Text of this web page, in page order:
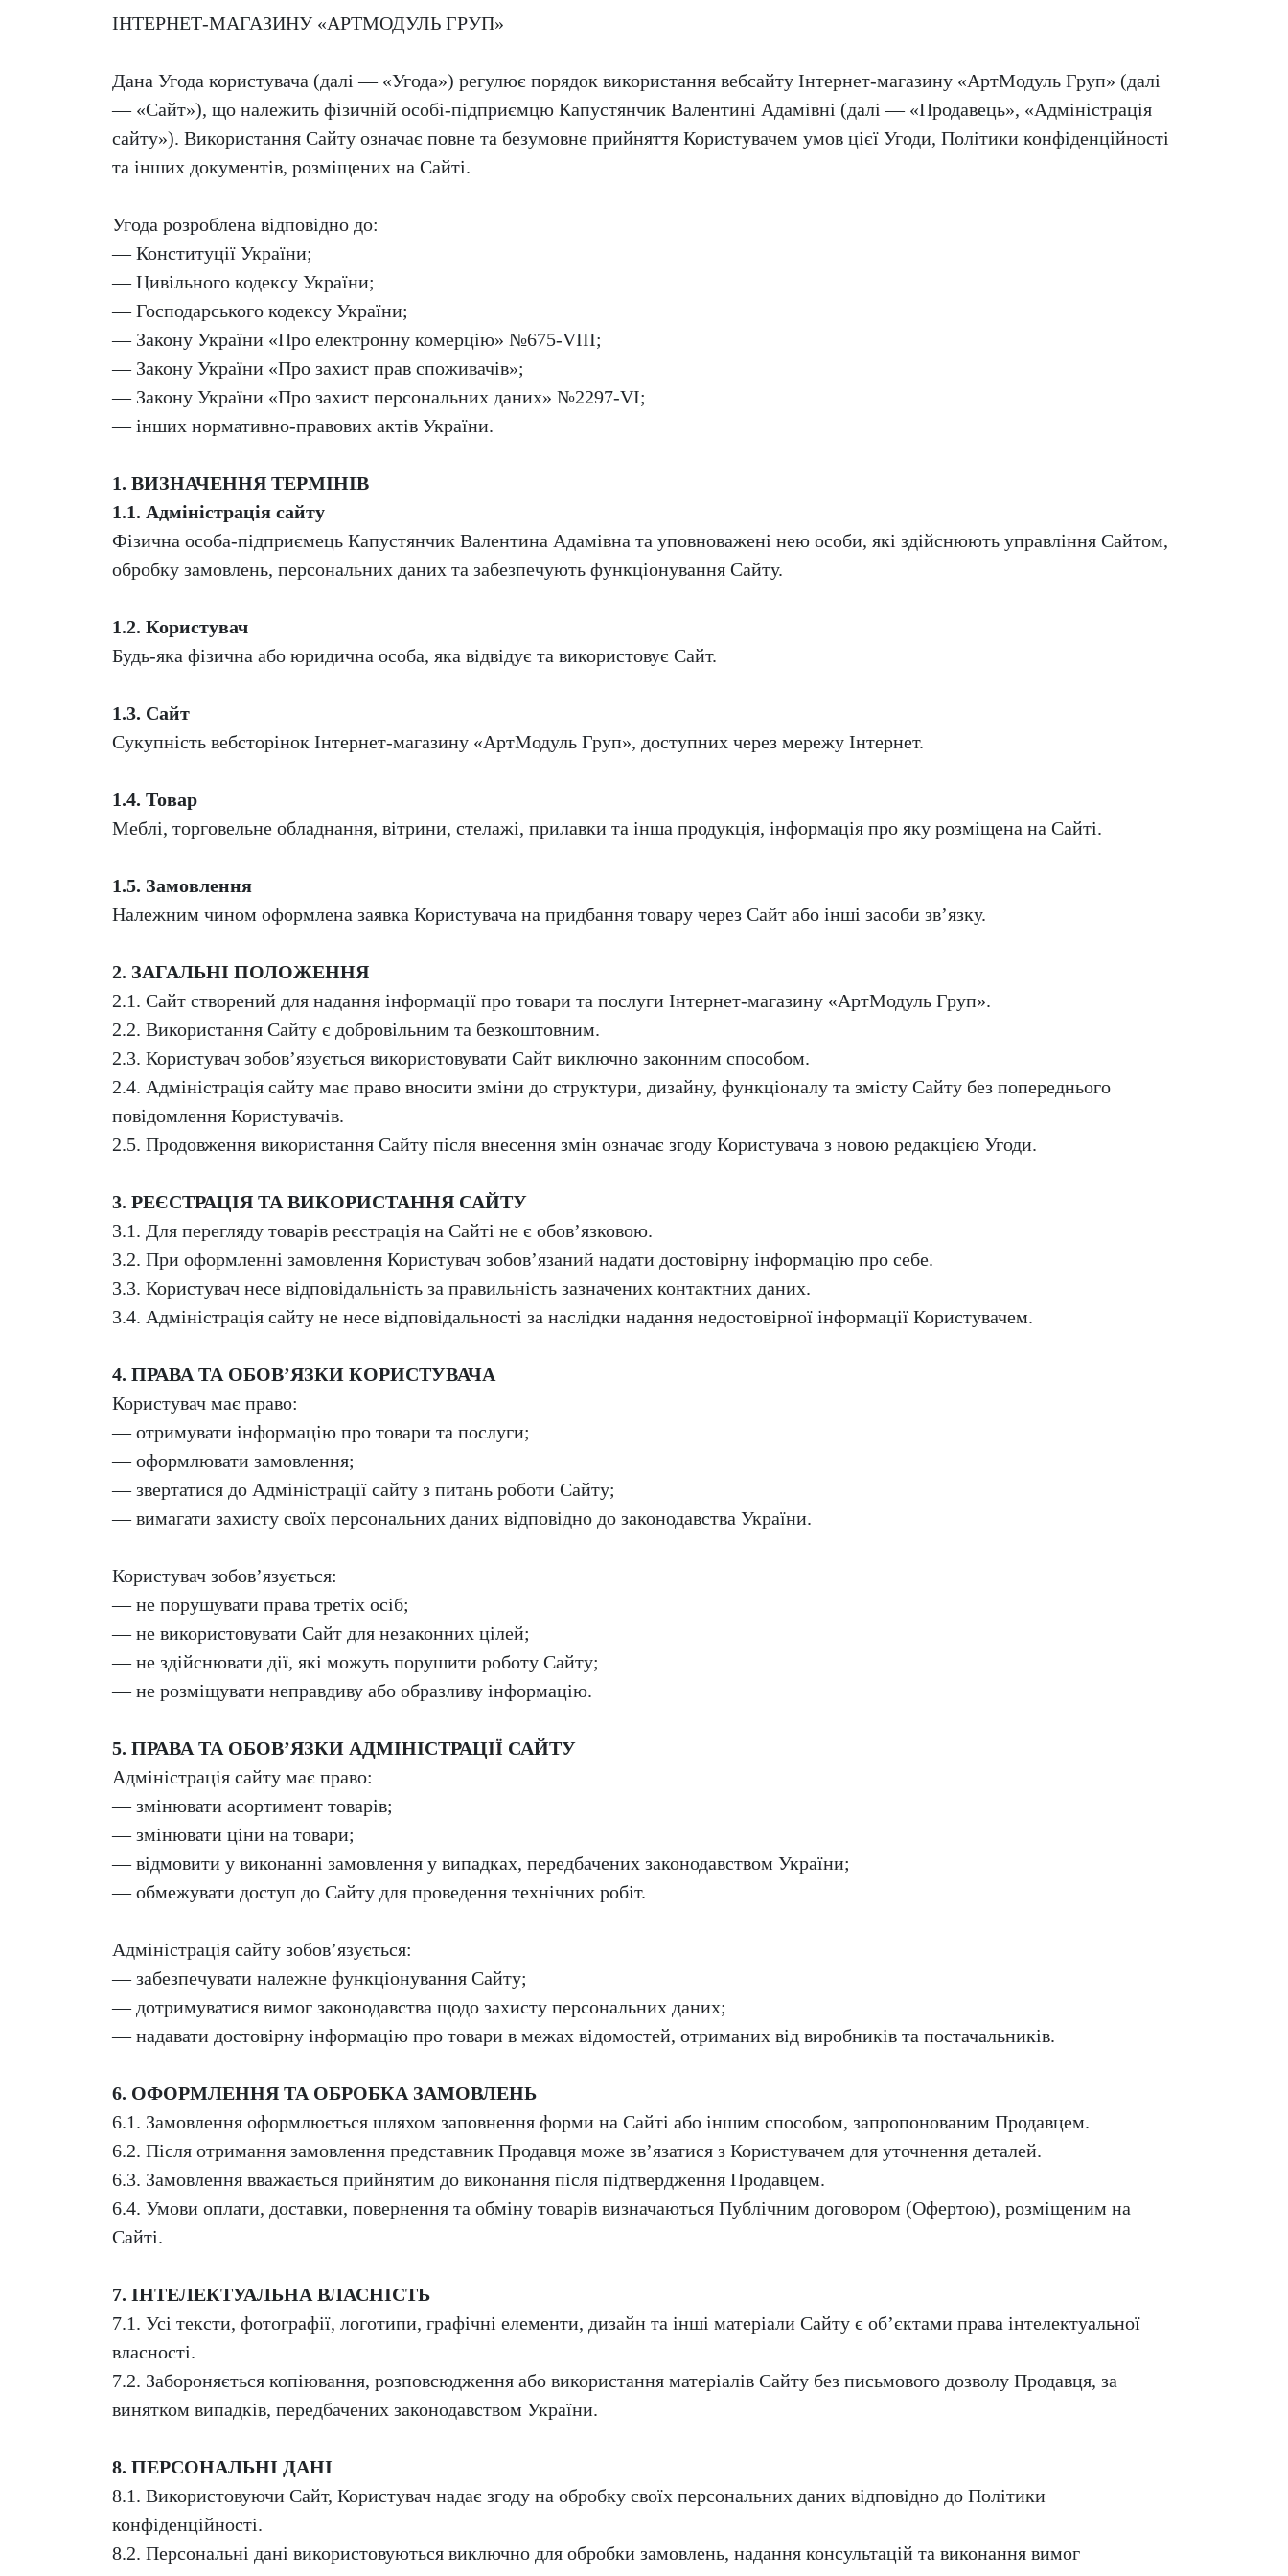
ІНТЕРНЕТ-МАГАЗИНУ «АРТМОДУЛЬ ГРУП»
Дана Угода користувача (далі — «Угода») регулює порядок використання вебсайту Інтернет-магазину «АртМодуль Груп» (далі
— «Сайт»), що належить фізичній особі-підприємцю Капустянчик Валентині Адамівні (далі — «Продавець», «Адміністрація
сайту»). Використання Сайту означає повне та безумовне прийняття Користувачем умов цієї Угоди, Політики конфіденційності
та інших документів, розміщених на Сайті.
Угода розроблена відповідно до:
— Конституції України;
— Цивільного кодексу України;
— Господарського кодексу України;
— Закону України «Про електронну комерцію» №675-VIII;
— Закону України «Про захист прав споживачів»;
— Закону України «Про захист персональних даних» №2297-VI;
— інших нормативно-правових актів України.
1. ВИЗНАЧЕННЯ ТЕРМІНІВ
1.1. Адміністрація сайту
Фізична особа-підприємець Капустянчик Валентина Адамівна та уповноважені нею особи, які здійснюють управління Сайтом,
обробку замовлень, персональних даних та забезпечують функціонування Сайту.
1.2. Користувач
Будь-яка фізична або юридична особа, яка відвідує та використовує Сайт.
1.3. Сайт
Сукупність вебсторінок Інтернет-магазину «АртМодуль Груп», доступних через мережу Інтернет.
1.4. Товар
Меблі, торговельне обладнання, вітрини, стелажі, прилавки та інша продукція, інформація про яку розміщена на Сайті.
1.5. Замовлення
Належним чином оформлена заявка Користувача на придбання товару через Сайт або інші засоби зв’язку.
2. ЗАГАЛЬНІ ПОЛОЖЕННЯ
2.1. Сайт створений для надання інформації про товари та послуги Інтернет-магазину «АртМодуль Груп».
2.2. Використання Сайту є добровільним та безкоштовним.
2.3. Користувач зобов’язується використовувати Сайт виключно законним способом.
2.4. Адміністрація сайту має право вносити зміни до структури, дизайну, функціоналу та змісту Сайту без попереднього
повідомлення Користувачів.
2.5. Продовження використання Сайту після внесення змін означає згоду Користувача з новою редакцією Угоди.
3. РЕЄСТРАЦІЯ ТА ВИКОРИСТАННЯ САЙТУ
3.1. Для перегляду товарів реєстрація на Сайті не є обов’язковою.
3.2. При оформленні замовлення Користувач зобов’язаний надати достовірну інформацію про себе.
3.3. Користувач несе відповідальність за правильність зазначених контактних даних.
3.4. Адміністрація сайту не несе відповідальності за наслідки надання недостовірної інформації Користувачем.
4. ПРАВА ТА ОБОВ’ЯЗКИ КОРИСТУВАЧА
Користувач має право:
— отримувати інформацію про товари та послуги;
— оформлювати замовлення;
— звертатися до Адміністрації сайту з питань роботи Сайту;
— вимагати захисту своїх персональних даних відповідно до законодавства України.
Користувач зобов’язується:
— не порушувати права третіх осіб;
— не використовувати Сайт для незаконних цілей;
— не здійснювати дії, які можуть порушити роботу Сайту;
— не розміщувати неправдиву або образливу інформацію.
5. ПРАВА ТА ОБОВ’ЯЗКИ АДМІНІСТРАЦІЇ САЙТУ
Адміністрація сайту має право:
— змінювати асортимент товарів;
— змінювати ціни на товари;
— відмовити у виконанні замовлення у випадках, передбачених законодавством України;
— обмежувати доступ до Сайту для проведення технічних робіт.
Адміністрація сайту зобов’язується:
— забезпечувати належне функціонування Сайту;
— дотримуватися вимог законодавства щодо захисту персональних даних;
— надавати достовірну інформацію про товари в межах відомостей, отриманих від виробників та постачальників.
6. ОФОРМЛЕННЯ ТА ОБРОБКА ЗАМОВЛЕНЬ
6.1. Замовлення оформлюється шляхом заповнення форми на Сайті або іншим способом, запропонованим Продавцем.
6.2. Після отримання замовлення представник Продавця може зв’язатися з Користувачем для уточнення деталей.
6.3. Замовлення вважається прийнятим до виконання після підтвердження Продавцем.
6.4. Умови оплати, доставки, повернення та обміну товарів визначаються Публічним договором (Офертою), розміщеним на
Сайті.
7. ІНТЕЛЕКТУАЛЬНА ВЛАСНІСТЬ
7.1. Усі тексти, фотографії, логотипи, графічні елементи, дизайн та інші матеріали Сайту є об’єктами права інтелектуальної
власності.
7.2. Забороняється копіювання, розповсюдження або використання матеріалів Сайту без письмового дозволу Продавця, за
винятком випадків, передбачених законодавством України.
8. ПЕРСОНАЛЬНІ ДАНІ
8.1. Використовуючи Сайт, Користувач надає згоду на обробку своїх персональних даних відповідно до Політики
конфіденційності.
8.2. Персональні дані використовуються виключно для обробки замовлень, надання консультацій та виконання вимог